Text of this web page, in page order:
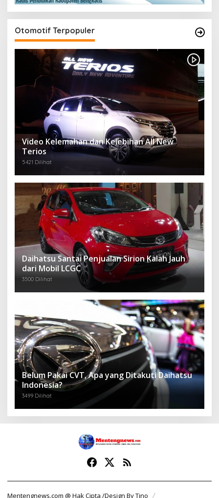
Otomotif Terpopuler
Video Kelemahan dan Kelebihan All New
Terios
5421 Dilihat
Daihatsu Santai Penjualan Sirion Kalah Jauh
dari Mobil LCGC
3500 Dilihat
Belum Pakai CVT, Apa yang Ditakuti Daihatsu
Indonesia?
3499 Dilihat
Mentengnews.com @ Hak Cipta /Design By Tino